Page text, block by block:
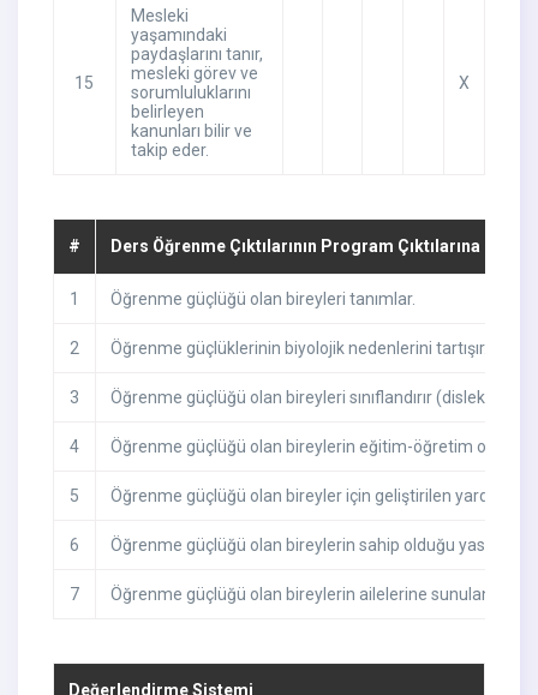
15
Mesleki
yaşamındaki
paydaşlarını tanır,
mesleki görev ve
sorumluluklarını
belirleyen
kanunları bilir ve
takip eder.
X
# Ders Öğrenme Çıktılarının Program Çıktılarına Katkısı
1 Öğrenme güçlüğü olan bireyleri tanımlar.
2 Öğrenme güçlüklerinin biyolojik nedenlerini tartışır.
3 Öğrenme güçlüğü olan bireyleri sınıflandırır (disleksi,
4 Öğrenme güçlüğü olan bireylerin eğitim-öğretim
5 Öğrenme güçlüğü olan bireyler için geliştirilen yardımcı
6 Öğrenme güçlüğü olan bireylerin sahip olduğu yasal
7 Öğrenme güçlüğü olan bireylerin ailelerine sunulan
Değerlendirme Sistemi